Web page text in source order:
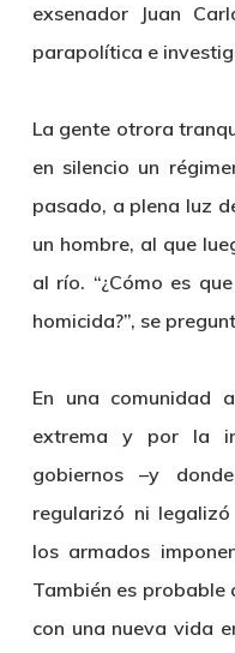
exsenador Juan
parapolítica e
La gente otrora
en silencio un
pasado, a plena luz
un hombre, al que
al río. “¿Cómo es
homicida?”, se
En una comunidad
extrema y por la
gobiernos –y
regularizó ni
los armados
También es probable
con una nueva vida